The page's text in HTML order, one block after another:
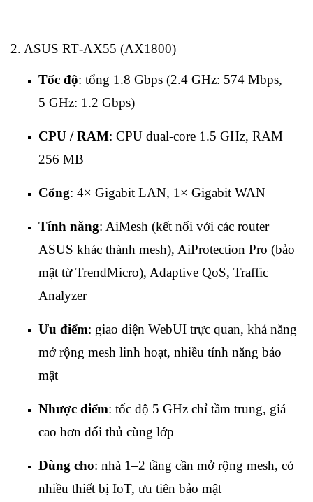
2. ASUS RT‑AX55 (AX1800)
Tốc độ: tổng 1.8 Gbps (2.4 GHz: 574 Mbps,
5 GHz: 1.2 Gbps)
CPU / RAM: CPU dual‑core 1.5 GHz, RAM
256 MB
Cổng: 4× Gigabit LAN, 1× Gigabit WAN
Tính năng: AiMesh (kết nối với các router
ASUS khác thành mesh), AiProtection Pro (bảo
mật từ TrendMicro), Adaptive QoS, Traffic
Analyzer
Ưu điểm: giao diện WebUI trực quan, khả năng
mở rộng mesh linh hoạt, nhiều tính năng bảo
mật
Nhược điểm: tốc độ 5 GHz chỉ tầm trung, giá
cao hơn đối thủ cùng lớp
Dùng cho: nhà 1–2 tầng cần mở rộng mesh, có
nhiều thiết bị IoT, ưu tiên bảo mật